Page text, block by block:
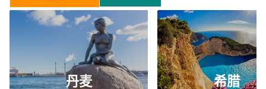
丹麦 希腊